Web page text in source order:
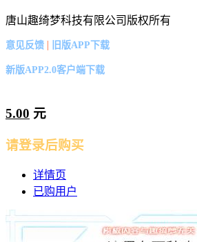
唐山趣绮梦科技有限公司版权所有
意见反馈 | 旧版APP下载
新版APP2.0客户端下载
5.00 元
请登录后购买
详情页
已购用户